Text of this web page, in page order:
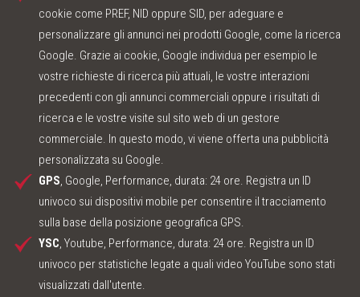
cookie come PREF, NID oppure SID, per adeguare e
personalizzare gli annunci nei prodotti Google, come la ricerca
Google. Grazie ai cookie, Google individua per esempio le
vostre richieste di ricerca più attuali, le vostre interazioni
precedenti con gli annunci commerciali oppure i risultati di
ricerca e le vostre visite sul sito web di un gestore
commerciale. In questo modo, vi viene offerta una pubblicità
personalizzata su Google.
GPS , Google, Performance, durata: 24 ore. Registra un ID
univoco sui dispositivi mobile per consentire il tracciamento
sulla base della posizione geografica GPS.
YSC , Youtube, Performance, durata: 24 ore. Registra un ID
univoco per statistiche legate a quali video YouTube sono stati
visualizzati dall'utente.